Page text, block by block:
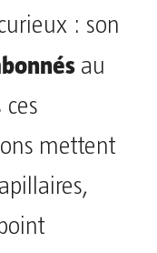
: son
au
mettent